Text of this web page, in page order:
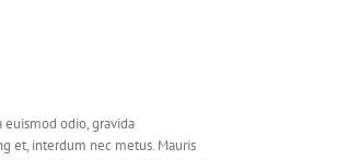
odio, gravida
et, interdum nec metus. Mauris